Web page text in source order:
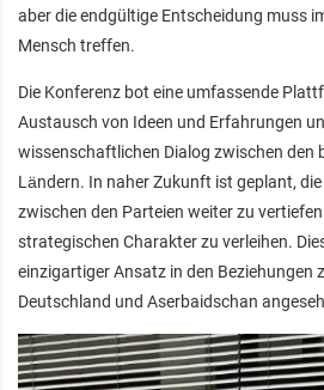
aber die endgültige Entscheidung muss
Mensch treffen.
Die Konferenz bot eine umfassende
Austausch von Ideen und Erfahrungen
wissenschaftlichen Dialog zwischen den
Ländern. In naher Zukunft ist geplant,
zwischen den Parteien weiter zu
strategischen Charakter zu verleihen.
einzigartiger Ansatz in den Beziehungen
Deutschland und Aserbaidschan